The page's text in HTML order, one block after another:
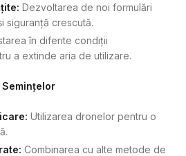
Dezvoltarea de noi formulări
siguranță crescută.
în diferite condiții
a extinde aria de utilizare.
Utilizarea dronelor pentru o
Combinarea cu alte metode de